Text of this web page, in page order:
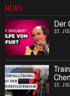
NEWS
Der
23.
23.